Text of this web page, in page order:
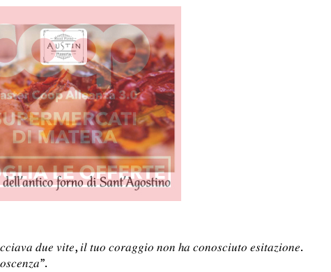
𝑑𝑢𝑒 𝑣𝑖𝑡𝑒, 𝑖𝑙 𝑡𝑢𝑜 𝑐𝑜𝑟𝑎𝑔𝑔𝑖𝑜 𝑛𝑜𝑛 ℎ𝑎 𝑐𝑜𝑛𝑜𝑠𝑐𝑖𝑢𝑡𝑜 𝑒𝑠𝑖𝑡𝑎𝑧𝑖𝑜𝑛𝑒.